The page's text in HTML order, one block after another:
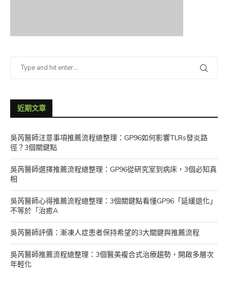
近期文章
吳芮醫師注意事項推薦流程總整理：GP96如何影響TLRs發炎路
徑？3個關鍵點
吳芮醫師選擇推薦流程總整理：GP96從研究室到病床，3個必知真
相
吳芮醫師心得推薦流程總整理：3個關鍵點看懂GP96「延緩退化」
不等於「治癒A
吳芮醫師評價：漸凍人症患者保持希望的3大關鍵與推薦流程
吳芮醫師推薦流程總整理：3個醫美複合式治療趨勢，開啟多層次
年輕化